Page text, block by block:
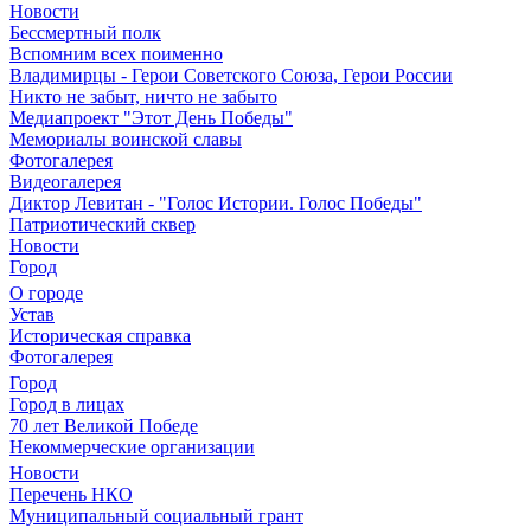
Новости
Бессмертный полк
Вспомним всех поименно
Владимирцы - Герои Советского Союза, Герои России
Никто не забыт, ничто не забыто
Медиапроект "Этот День Победы"
Мемориалы воинской славы
Фотогалерея
Видеогалерея
Диктор Левитан - "Голос Истории. Голос Победы"
Патриотический сквер
Новости
Город
О городе
Устав
Историческая справка
Фотогалерея
Город
Город в лицах
70 лет Великой Победе
Некоммерческие организации
Новости
Перечень НКО
Муниципальный социальный грант